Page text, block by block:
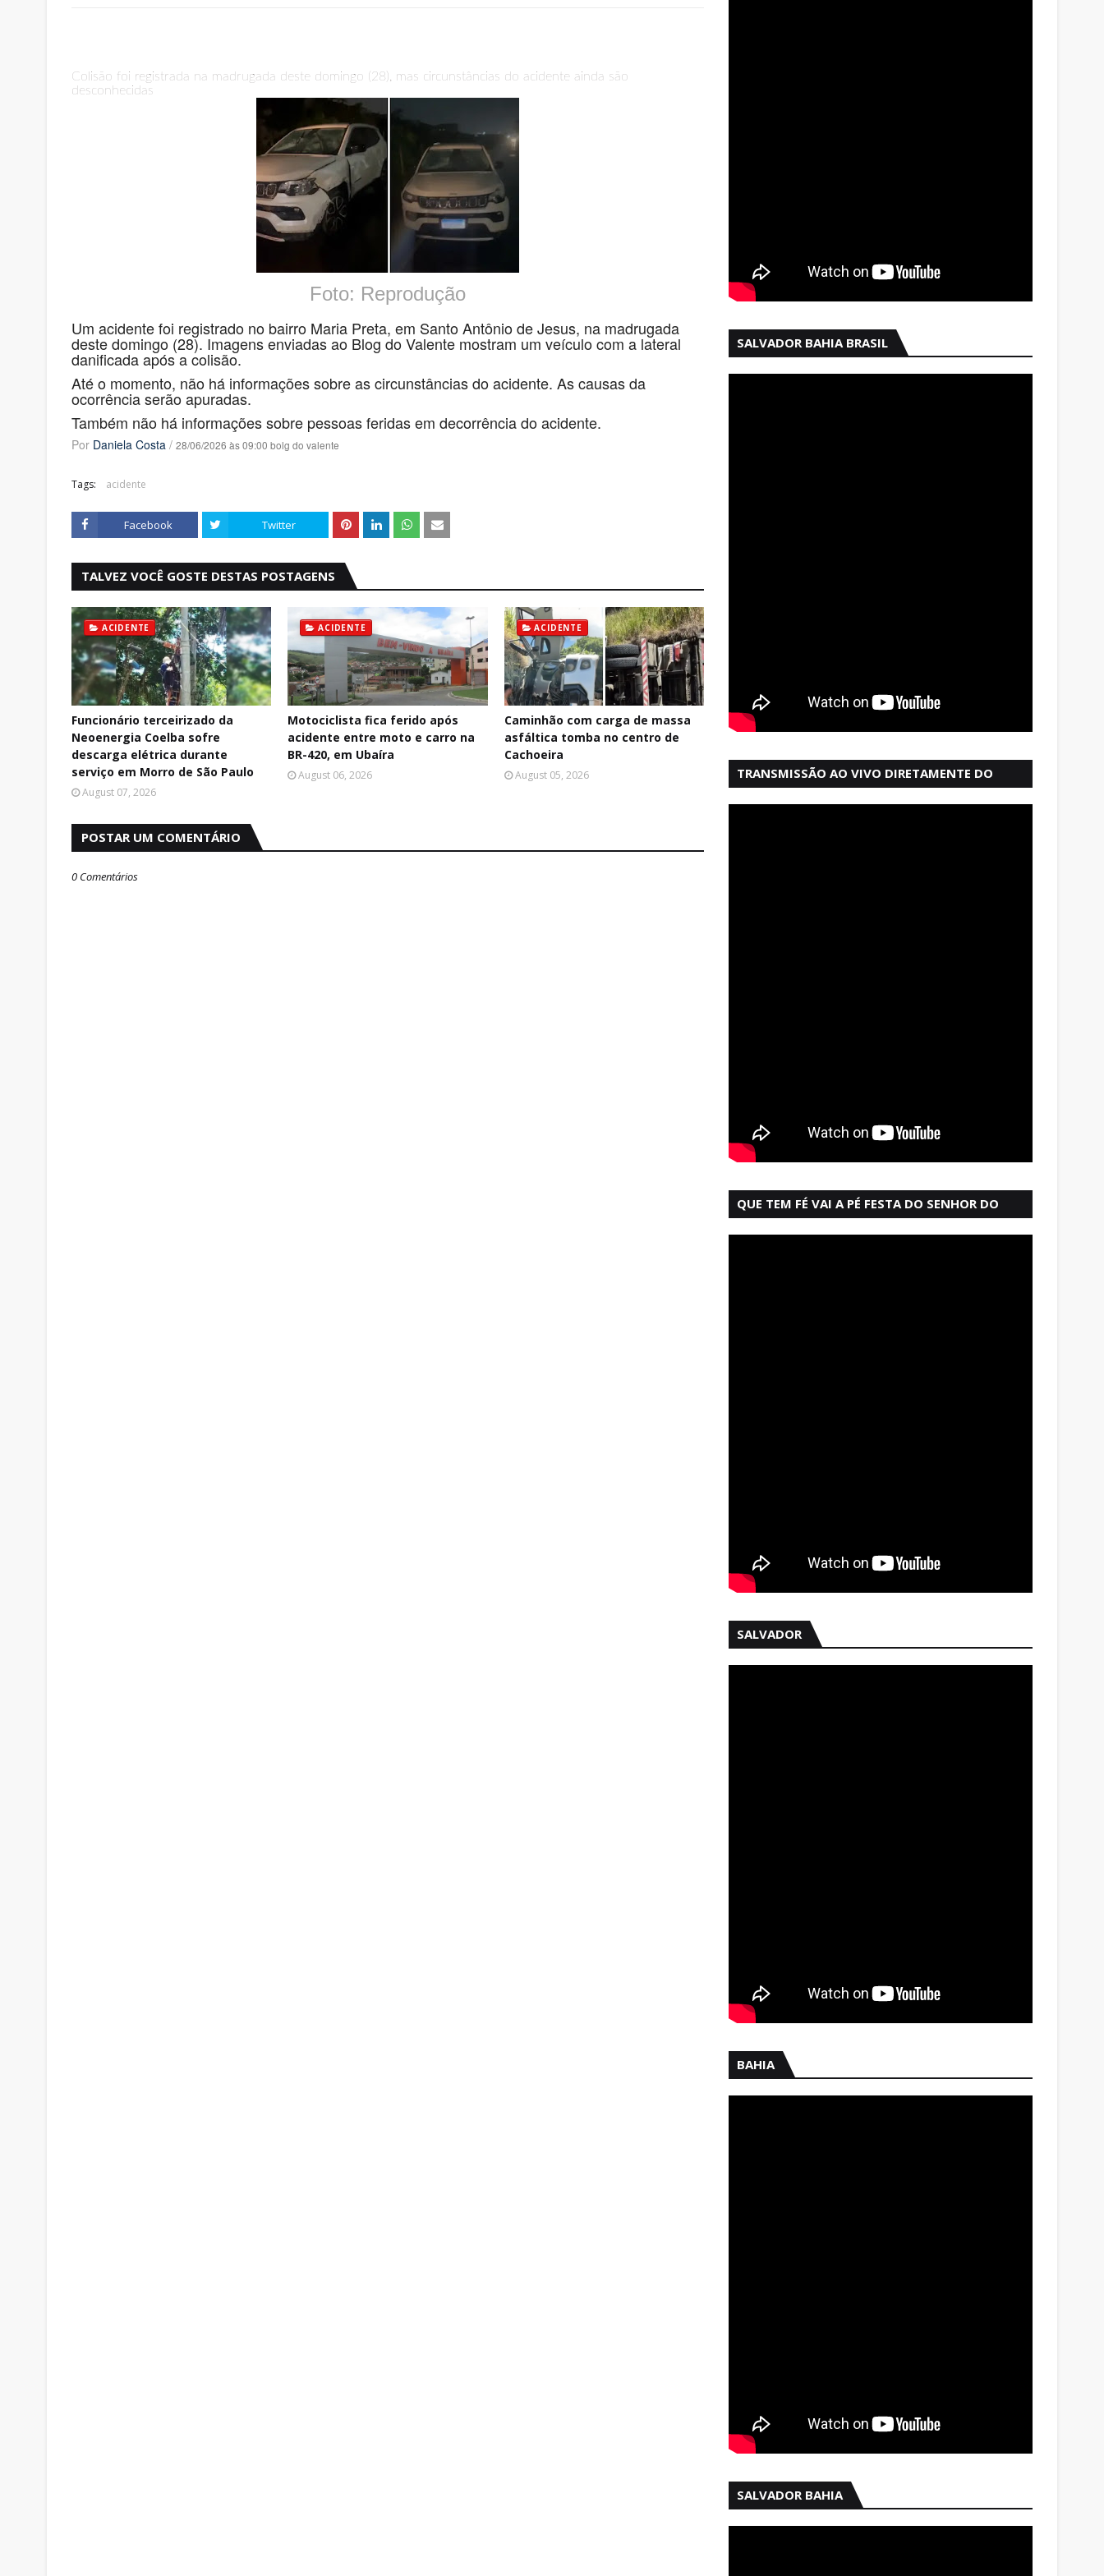
Colisão foi registrada na madrugada deste domingo (28), mas circunstâncias do acidente ainda são
desconhecidas
Foto: Reprodução
Um acidente foi registrado no bairro Maria Preta, em Santo Antônio de Jesus, na madrugada
deste domingo (28). Imagens enviadas ao Blog do Valente mostram um veículo com a lateral
danificada após a colisão.
Até o momento, não há informações sobre as circunstâncias do acidente. As causas da
ocorrência serão apuradas.
Também não há informações sobre pessoas feridas em decorrência do acidente.
Por Daniela Costa / 28/06/2026 às 09:00 bolg do valente
Tags: acidente
Facebook Twitter
TALVEZ VOCÊ GOSTE DESTAS POSTAGENS
ACIDENTE
Funcionário terceirizado da
Neoenergia Coelba sofre
descarga elétrica durante
serviço em Morro de São Paulo
August 07, 2026
ACIDENTE
Motociclista fica ferido após
acidente entre moto e carro na
BR-420, em Ubaíra
August 06, 2026
ACIDENTE
Caminhão com carga de massa
asfáltica tomba no centro de
Cachoeira
August 05, 2026
POSTAR UM COMENTÁRIO
0 Comentários
SALVADOR BAHIA BRASIL
TRANSMISSÃO AO VIVO DIRETAMENTE DO
QUE TEM FÉ VAI A PÉ FESTA DO SENHOR DO
SALVADOR
BAHIA
SALVADOR BAHIA